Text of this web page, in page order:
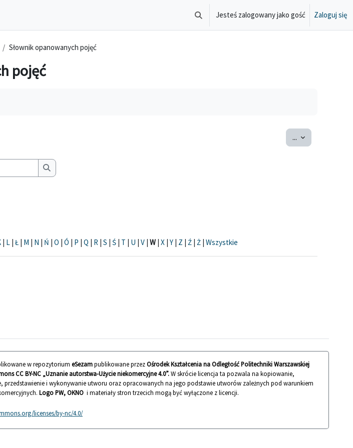
Przełącznik wyszukiwarki
Jesteś zalogowany jako gość Zaloguj się
Słownik opanowanych pojęć
pojęć
... Eksportuj pojęcia
Wyszukaj
Wyszukaj
| L | Ł | M | N | Ń | O | Ó | P | Q | R | S | Ś | T | U | V | W | X | Y | Z | Ź | Ż | Wszystkie
w repozytorium eSezampublikowane przezOśrodek Kształcenia na Odległość Politechniki Warszawskiej
CC BY-NC „Uznanie autorstwa-Użycie niekomercyjne 4.0”.W skrócie licencja ta pozwala na kopiowanie,
przedstawienie i wykonywanie utworu oraz opracowanych na jego podstawie utworów zależnych pod warunkiem
Logo PW, OKNO i materiały stron trzecich mogą być wyłączone z licencji.
licenses/by-nc/4.0/